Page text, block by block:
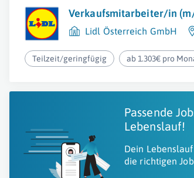
Verkaufsmitarbeiter/in
Lidl Österreich GmbH
Teilzeit/geringfügig ab 1.303€ pro
Passende
Lebenslauf!
Dein
die richtigen